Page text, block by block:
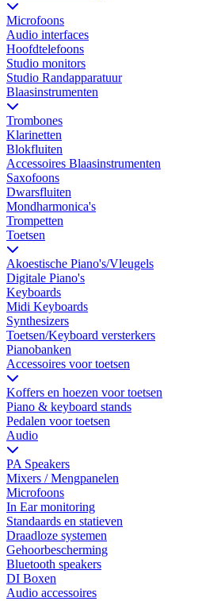
Microfoons
Audio interfaces
Hoofdtelefoons
Studio monitors
Studio Randapparatuur
Blaasinstrumenten
Trombones
Klarinetten
Blokfluiten
Accessoires Blaasinstrumenten
Saxofoons
Dwarsfluiten
Mondharmonica's
Trompetten
Toetsen
Akoestische Piano's/Vleugels
Digitale Piano's
Keyboards
Midi Keyboards
Synthesizers
Toetsen/Keyboard versterkers
Pianobanken
Accessoires voor toetsen
Koffers en hoezen voor toetsen
Piano & keyboard stands
Pedalen voor toetsen
Audio
PA Speakers
Mixers / Mengpanelen
Microfoons
In Ear monitoring
Standaards en statieven
Draadloze systemen
Gehoorbescherming
Bluetooth speakers
DI Boxen
Audio accessoires